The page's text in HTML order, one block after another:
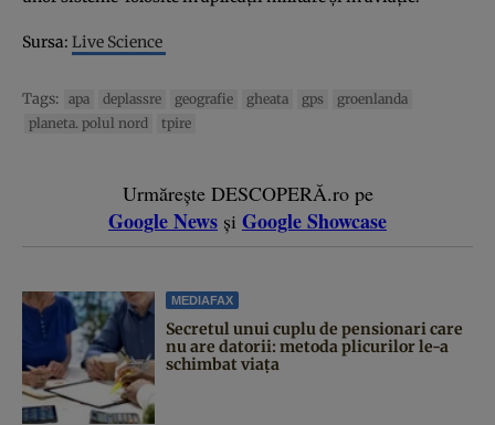
Sursa: Live Science
Tags: apa deplassre geografie gheata gps
groenlanda
planeta. polul nord
tpire
Urmărește DESCOPERĂ.ro pe
Google News și Google Showcase
MEDIAFAX
Secretul unui cuplu de pensionari care
nu are datorii: metoda plicurilor le-a
schimbat viața